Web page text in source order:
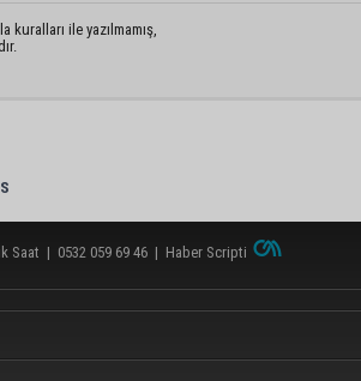
kuralları ile yazılmamış,
Saat | 0532 059 69 46 | Haber Scripti